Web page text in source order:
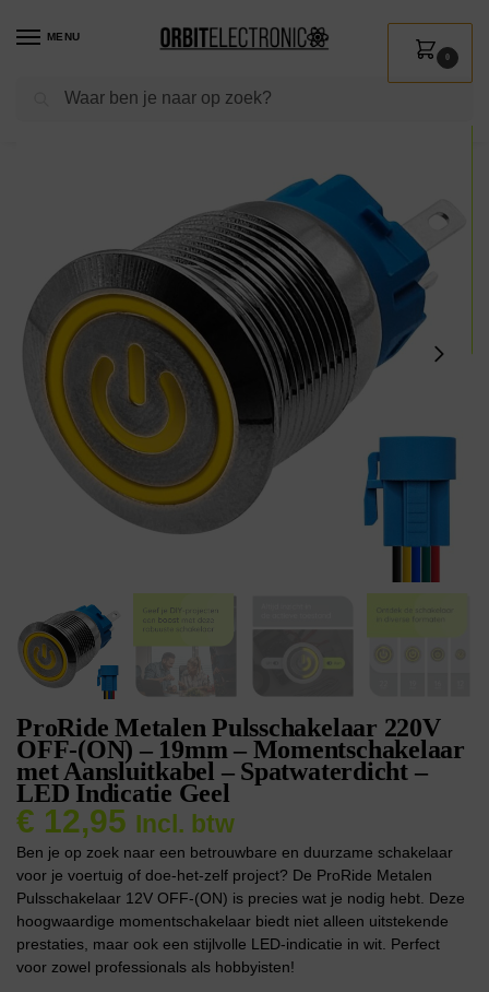
MENU
Zoeken
0
Shop / Installatie Schakelmateriaal
ProRide Metalen Pulsschakelaar 220V
OFF-(ON) – 19mm – Momentschakelaar
met Aansluitkabel – Spatwaterdicht –
LED Indicatie Geel
€ 12,95 Incl. btw
Ben je op zoek naar een betrouwbare en duurzame schakelaar
voor je voertuig of doe-het-zelf project? De ProRide Metalen
Pulsschakelaar 12V OFF-(ON) is precies wat je nodig hebt. Deze
hoogwaardige momentschakelaar biedt niet alleen uitstekende
prestaties, maar ook een stijlvolle LED-indicatie in wit. Perfect
voor zowel professionals als hobbyisten!